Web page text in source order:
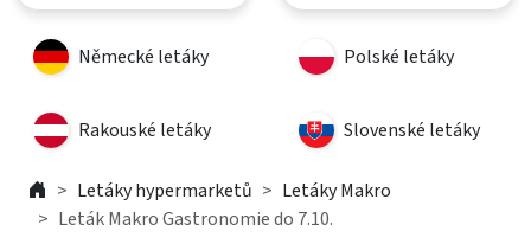
Německé letáky Polské letáky
Rakouské letáky Slovenské letáky
Letáky hypermarketů
Letáky Makro
Leták Makro Gastronomie do 7.10.